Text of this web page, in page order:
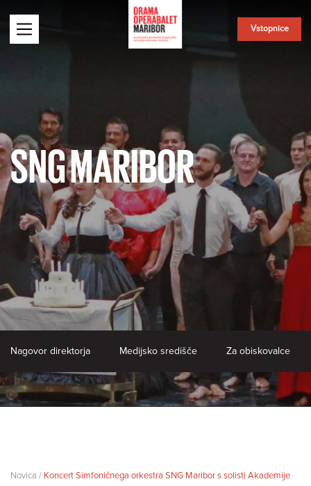
Vstopnice
SNG MARIBOR
Nagovor direktorja Medijsko središče Za obiskovalce
Novica / Koncert Simfoničnega orkestra SNG Maribor s solisti Akademije